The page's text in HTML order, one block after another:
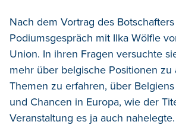
Nach dem Vortrag des
Podiumsgespräch mit Ilka Wölfle
Union. In ihren Fragen versuchte
mehr über belgische Positionen zu
Themen zu erfahren, über
und Chancen in Europa, wie der
Veranstaltung es ja auch nahelegte.